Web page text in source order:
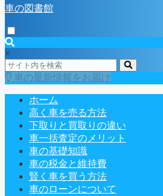
車の図書館
×
車の最新情報をお届け
ホーム
高く車を売る方法
下取りと買取りの違い
車一括査定のメリット
車の基礎知識
車の税金と維持費
賢く車を買う方法
車のローンについて